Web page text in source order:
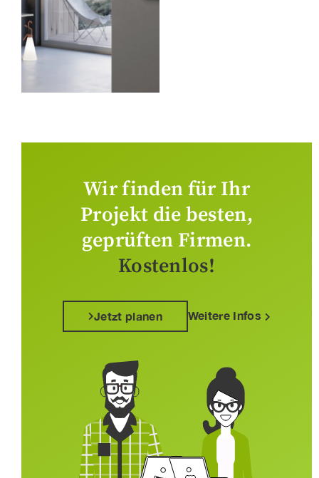
Wir finden für Ihr
Projekt die besten,
geprüften Firmen.
Kostenlos!
Jetzt planen Weitere Infos